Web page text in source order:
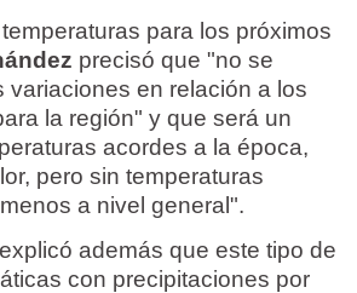
para los próximos
precisó que "no se
variaciones en relación a los
la región" y que será un
acordes a la época,
pero sin temperaturas
a nivel general".
explicó además que este tipo de
con precipitaciones por